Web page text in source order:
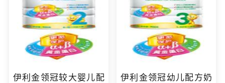
伊利金领冠较大婴儿配
伊利金领冠幼儿配方奶